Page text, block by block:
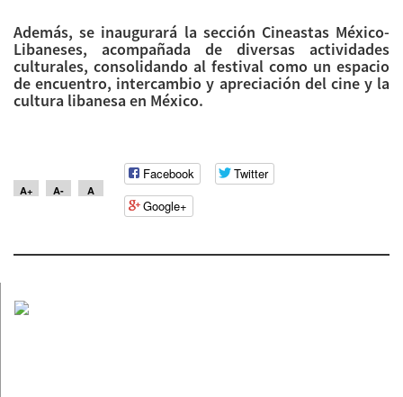
Además, se inaugurará la sección Cineastas México-
Libaneses, acompañada de diversas actividades
culturales, consolidando al festival como un espacio
de encuentro, intercambio y apreciación del cine y la
cultura libanesa en México.
A+ A- A
Facebook
Twitter
Google+